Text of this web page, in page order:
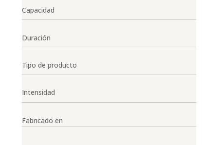
Capacidad
Duración
Tipo de producto
Intensidad
Fabricado en